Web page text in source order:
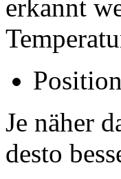
erkannt
Je näher
desto